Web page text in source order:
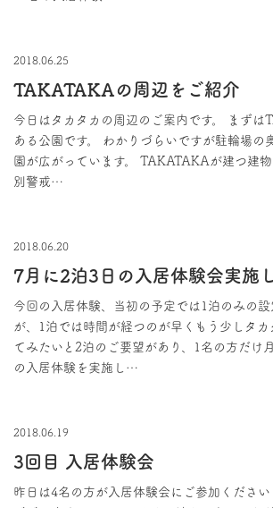
2018.06.25
TAKATAKAの周辺をご紹介
今日はタカタカの周辺のご案内です。 まずは
ある公園です。 わかりづらいですが駐輪場の
園が広がっています。 TAKATAKAが建つ建
別警戒…
2018.06.20
7月に2泊3日の入居体験会実施し
今回の入居体験、当初の予定では1泊のみの
が、1泊では時間が経つのが早くもう少しタ
てみたいと2泊のご要望があり、1名の方だけ
の入居体験を実施し…
2018.06.19
3回目 入居体験会
昨日は4名の方が入居体験会にご参加ください